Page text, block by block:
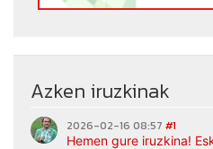
Azken iruzkinak
2026-02-16 08:57 #1
Hemen gure iruzkina!